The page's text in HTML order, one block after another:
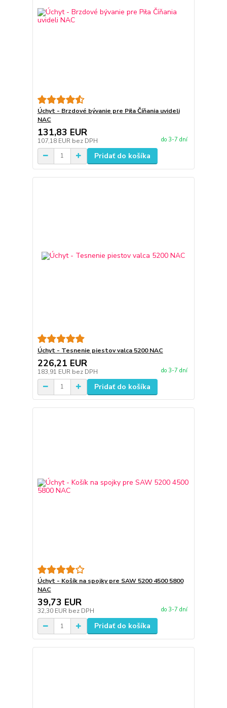
Úchyt - Brzdové bývanie pre Piła Číňania uvideli
NAC
131,83 EUR
107,18 EUR bez DPH do 3-7 dní
Pridať do košíka
Úchyt - Tesnenie piestov valca 5200 NAC
226,21 EUR
183,91 EUR bez DPH do 3-7 dní
Pridať do košíka
Úchyt - Košík na spojky pre SAW 5200 4500 5800
NAC
39,73 EUR
32,30 EUR bez DPH do 3-7 dní
Pridať do košíka